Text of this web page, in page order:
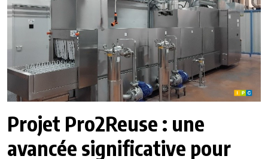
Projet Pro2Reuse : une
avancée significative pour